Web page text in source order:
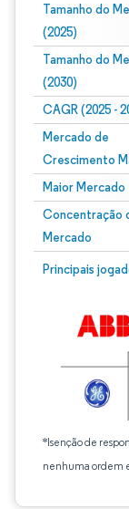
Tamanho do
(2025)
Tamanho do
(2030)
CAGR (2025 -
Mercado de
Crescimento
Maior Mercado
Concentração
Mercado
Principais
*Isenção de
nenhuma ordem